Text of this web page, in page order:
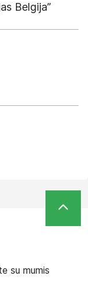
Belgija”
su mumis